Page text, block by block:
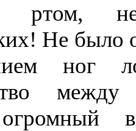
ртом,
Не
ног